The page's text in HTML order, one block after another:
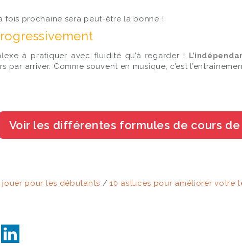
fois prochaine sera peut-être la bonne !
à pratiquer avec fluidité qu’à regarder !
par arriver. Comme souvent en musique, c’est
pour les débutants / 10 astuces pour améliorer votre